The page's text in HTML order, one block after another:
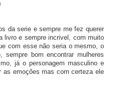
da serie e sempre me fez querer
livro e sempre incrivel, com muito
com esse não seria o mesmo, o
sempre bom encontrar mulheres
já o personagem masculino e
as emoções mas com certeza ele